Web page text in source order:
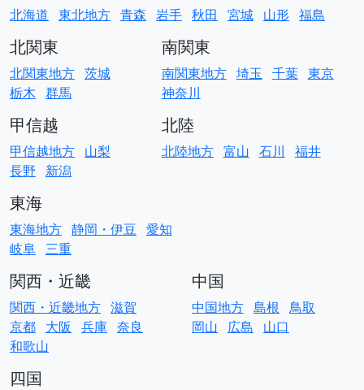
北海道 東北地方 青森 岩手 秋田 宮城 山形 福島
北関東
北関東地方 茨城
栃木 群馬
南関東
南関東地方 埼玉 千葉 東京
神奈川
甲信越
甲信越地方 山梨
長野
新潟
北陸
北陸地方 富山 石川 福井
東海
東海地方 静岡・伊豆 愛知
岐阜 三重
関西・近畿
関西・近畿地方 滋賀
京都 大阪 兵庫 奈良
和歌山
中国
中国地方 島根 鳥取
岡山
広島 山口
四国